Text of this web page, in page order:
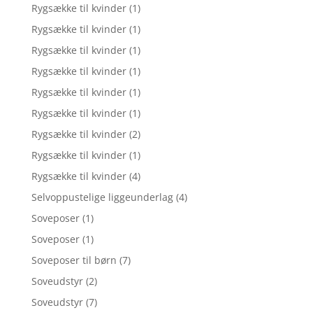
Rygsække til kvinder (1)
Rygsække til kvinder (1)
Rygsække til kvinder (1)
Rygsække til kvinder (1)
Rygsække til kvinder (1)
Rygsække til kvinder (1)
Rygsække til kvinder (2)
Rygsække til kvinder (1)
Rygsække til kvinder (4)
Selvoppustelige liggeunderlag (4)
Soveposer (1)
Soveposer (1)
Soveposer til børn (7)
Soveudstyr (2)
Soveudstyr (7)